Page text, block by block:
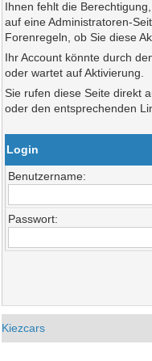
Ihnen fehlt die
auf eine Administratoren-
Forenregeln, ob Sie diese
Ihr Account könnte durch
oder wartet auf Aktivierung.
Sie rufen diese Seite direkt
oder den entsprechenden
Login
Benutzername:
Passwort:
Kiezcars